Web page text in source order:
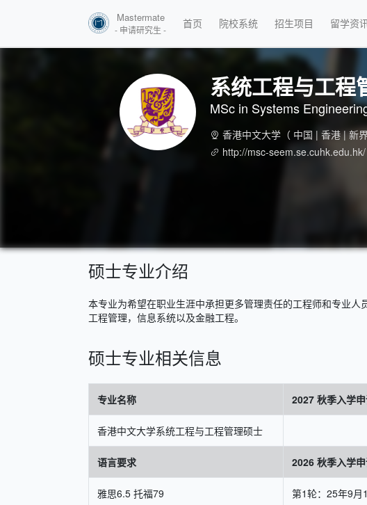
Mastermate
- 申请研究生 - 首页 院校系统 招生项目 留学资
系统工程与工程
MSc in Systems
香港中文大学 （ 中国 | 香港 | 新界
http://msc-seem.se.cuhk.edu.hk/
硕士专业介绍
本专业为希望在职业生涯中承担更多管理责任的工程师和专业
工程管理，信息系统以及金融工程。
硕士专业相关信息
专业名称 2027 秋季入学
香港中文大学系统工程与工程管理硕士
语言要求 2026 秋季入学
雅思6.5 托福79 第1轮：25年9月